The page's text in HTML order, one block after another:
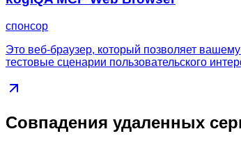
спонсор
Это веб-браузер, который позволяет
тестовые сценарии пользовательского
Совпадения удаленных